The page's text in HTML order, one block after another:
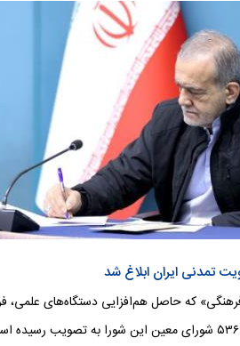
که حاصل هم‌افزایی دستگاه‌های علمی،